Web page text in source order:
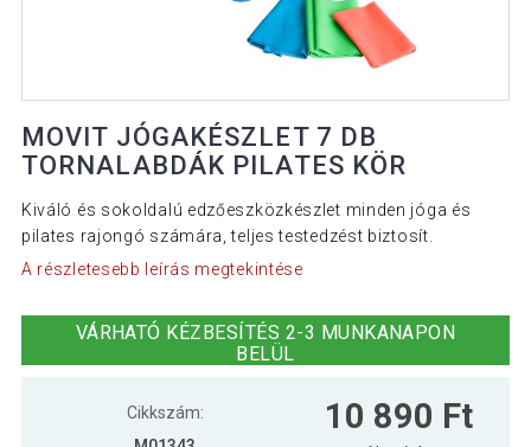
MOVIT JÓGAKÉSZLET 7 DB
TORNALABDÁK PILATES KÖR
Kiváló és sokoldalú edzőeszközkészlet minden jóga és
pilates rajongó számára, teljes testedzést biztosít.
A részletesebb leírás megtekintése
VÁRHATÓ KÉZBESÍTÉS 2-3 MUNKANAPON
BELÜL
Cikkszám:
10 890 Ft